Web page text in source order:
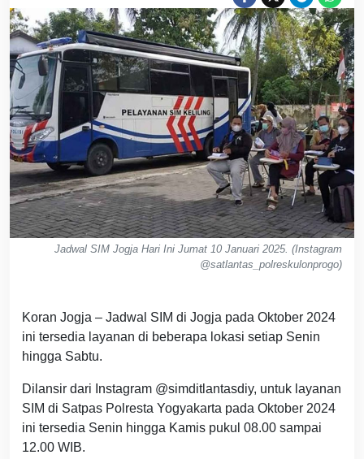
Jadwal SIM Jogja Hari Ini Jumat 10 Januari 2025. (Instagram
@satlantas_polreskulonprogo)
Koran Jogja – Jadwal SIM di Jogja pada Oktober 2024
ini tersedia layanan di beberapa lokasi setiap Senin
hingga Sabtu.
Dilansir dari Instagram @simditlantasdiy, untuk layanan
SIM di Satpas Polresta Yogyakarta pada Oktober 2024
ini tersedia Senin hingga Kamis pukul 08.00 sampai
12.00 WIB.